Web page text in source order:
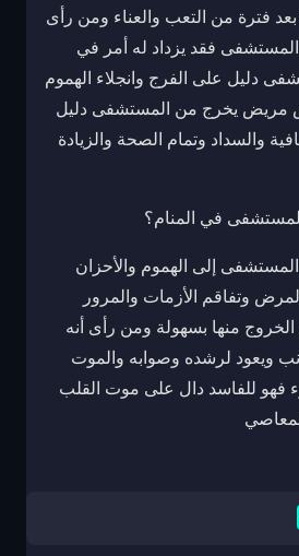
فترة من التعب والعناء ومن رأى
المستشفى فقد يزداد له أمر في
دليل على الفرج وانجلاء الهموم
مريض يخرج من المستشفى دليل
والسداد وتمام الصحة والزيادة
في المنام؟
إلى الهموم والأحزان
وتفاقم الأزمات والمرور
منها بسهولة ومن رأى أنه
ويعود لرشده وصوابه والموت
للفاسد دال على موت القلب